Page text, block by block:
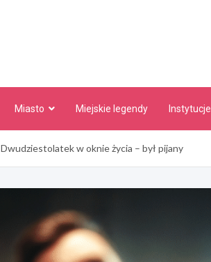
Miasto Miejskie legendy Instytucje
Dwudziestolatek w oknie życia – był pijany